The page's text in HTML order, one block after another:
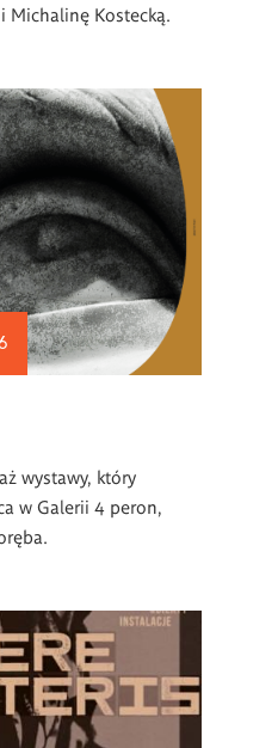
Michalinę Kostecką.
wystawy, który
w Galerii 4 peron,